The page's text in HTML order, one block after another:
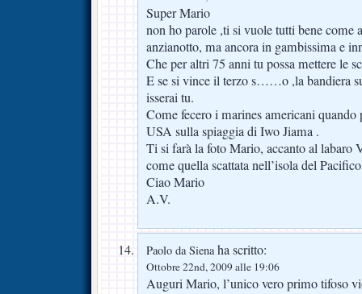
Super Mario
non ho parole ,ti si vuole tutti bene come
anzianotto, ma ancora in gambissima e
Che per altri 75 anni tu possa mettere le
E se si vince il terzo s……o ,la bandiera
isserai tu.
Come fecero i marines americani quando
USA sulla spiaggia di Iwo Jiama .
Ti si farà la foto Mario, accanto al labaro
come quella scattata nell’isola del
Ciao Mario
A.V.
Paolo da Sienaha scritto:
Ottobre 22nd, 2009 alle 19:06
Auguri Mario, l’unico vero primo tifoso